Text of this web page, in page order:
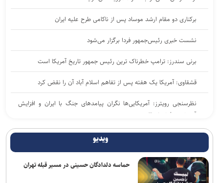
برکناری دو مقام ارشد موساد پس از ناکامی طرح علیه ایران
نشست خبری رئیس‌جمهور فردا برگزار می‌شود
برنی سندرز: ترامپ خطرناک‌ ترین رئیس‌ جمهور تاریخ آمریکا است
قشقاوی: آمریکا یک هفته پس از تفاهم اسلام آباد آن را نقض کرد
نظرسنجی رویترز: آمریکایی‌ها نگران پیامد‌های جنگ با ایران و افزایش
قیمت سوخت هستند
پاکستان: خواهان جنگ با افغانستان نیستیم؛ طالبان باید حمایت از
افزایش مهاجرت نخبگان از اراضی اشغالی؛ زیان میلیاردی برای رژیم
صهیونیستی
ویدیو
حماسه دلدادگان حسینی در مسیر قبله تهران